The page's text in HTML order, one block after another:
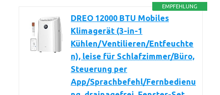
EMPFEHLUNG
DREO 12000 BTU Mobiles
Klimagerät (3-in-1
Kühlen/Ventilieren/Entfeuchte
n), leise für Schlafzimmer/Büro,
Steuerung per
App/Sprachbefehl/Fernbedienu